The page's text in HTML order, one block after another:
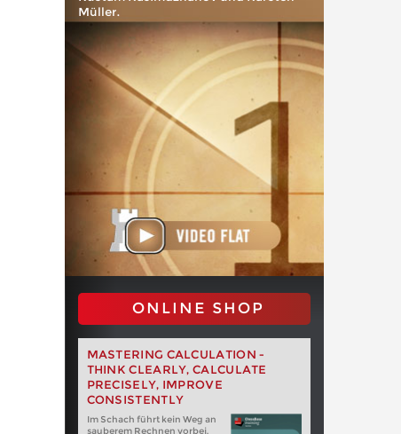
Müller.
ONLINE SHOP
MASTERING CALCULATION -
THINK CLEARLY, CALCULATE
PRECISELY, IMPROVE
CONSISTENTLY
Im Schach führt kein Weg an
sauberem Rechnen vorbei.